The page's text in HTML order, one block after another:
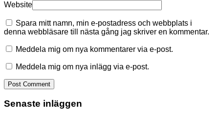
Website
Spara mitt namn, min e-postadress och webbplats i
denna webbläsare till nästa gång jag skriver en kommentar.
Meddela mig om nya kommentarer via e-post.
Meddela mig om nya inlägg via e-post.
Senaste inläggen